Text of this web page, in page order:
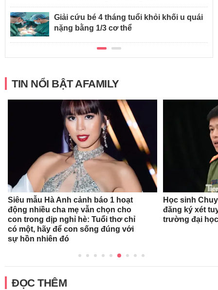
Giải cứu bé 4 tháng tuổi khỏi khối u quái
nặng bằng 1/3 cơ thể
TIN NỔI BẬT AFAMILY
Siêu mẫu Hà Anh cảnh báo 1 hoạt
động nhiều cha mẹ vẫn chọn cho
con trong dịp nghỉ hè: Tuổi thơ chỉ
có một, hãy để con sống đúng với
sự hồn nhiên đó
Học sinh
đăng ký xét
trường đại
ĐỌC THÊM